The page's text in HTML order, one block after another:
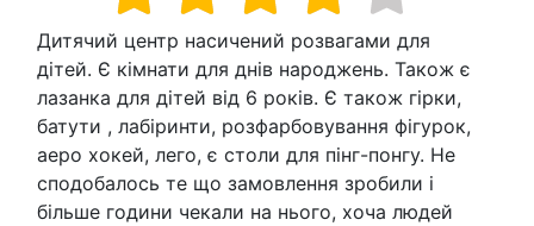
Дитячий центр насичений розвагами для
дітей. Є кімнати для днів народжень. Також є
лазанка для дітей від 6 років. Є також гірки,
батути , лабіринти, розфарбовування фігурок,
аеро хокей, лего, є столи для пінг-понгу. Не
сподобалось те що замовлення зробили і
більше години чекали на нього, хоча людей